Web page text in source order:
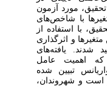
مورد آزمون
با شاخص‌های
با استفاده از
و اثرگذاری
شدند. یافته‌های
اهمیت عامل
واریانس تبیین شده
و شهروندان،